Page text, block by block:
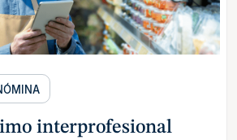
interprofesional